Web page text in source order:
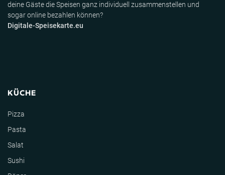
deine Gäste die Speisen ganz individuell zusammenstellen und
sogar online bezahlen können?
Digitale-Speisekarte.eu
KÜCHE
Pizza
Pasta
Salat
Sushi